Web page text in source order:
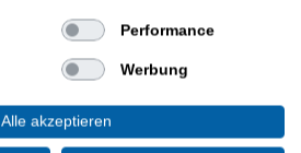
kann. Dieser Solvpilen Blinker
für tolle Fänge beim
der Ostsee und in Dänemark &
hervorragend auf diesen tollen
Performance
Werbung
Alle akzeptieren